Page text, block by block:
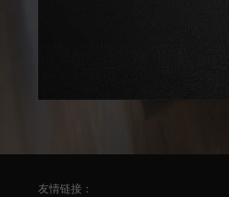
友情链接：